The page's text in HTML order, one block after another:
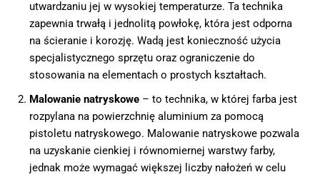
utwardzaniu jej w wysokiej temperaturze. Ta technika
zapewnia trwałą i jednolitą powłokę, która jest odporna
na ścieranie i korozję. Wadą jest konieczność użycia
specjalistycznego sprzętu oraz ograniczenie do
stosowania na elementach o prostych kształtach.
Malowanie natryskowe – to technika, w której farba jest
rozpylana na powierzchnię aluminium za pomocą
pistoletu natryskowego. Malowanie natryskowe pozwala
na uzyskanie cienkiej i równomiernej warstwy farby,
jednak może wymagać większej liczby nałożeń w celu